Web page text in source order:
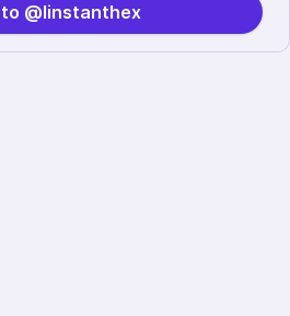
to @linstanthex